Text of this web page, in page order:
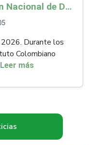
ICA superó la meta del Plan Nacional de Desarrollo y abrió 61 mercados internacionales
Durante los
Colombiano
Leer más